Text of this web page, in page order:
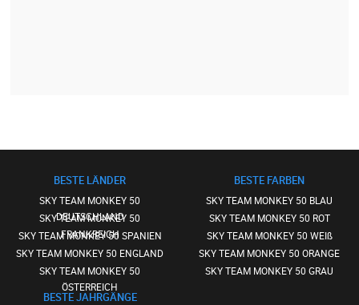
BESTE LÄNDER
SKY TEAM MONKEY 50
DEUTSCHLAND
SKY TEAM MONKEY 50
FRANKREICH
SKY TEAM MONKEY 50 SPANIEN
SKY TEAM MONKEY 50 ENGLAND
SKY TEAM MONKEY 50
ÖSTERREICH
BESTE JAHRGÄNGE
BESTE FARBEN
SKY TEAM MONKEY 50 BLAU
SKY TEAM MONKEY 50 ROT
SKY TEAM MONKEY 50 WEIß
SKY TEAM MONKEY 50 ORANGE
SKY TEAM MONKEY 50 GRAU